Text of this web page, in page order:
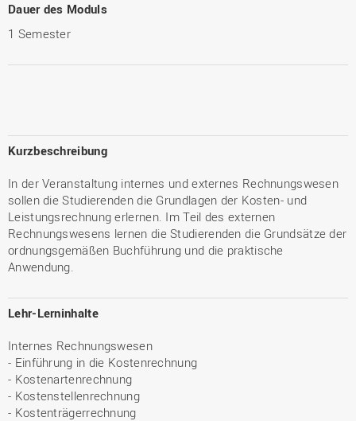
Dauer des Moduls
1 Semester
Kurzbeschreibung
In der Veranstaltung internes und externes Rechnungswesen
sollen die Studierenden die Grundlagen der Kosten- und
Leistungsrechnung erlernen. Im Teil des externen
Rechnungswesens lernen die Studierenden die Grundsätze der
ordnungsgemäßen Buchführung und die praktische
Anwendung.
Lehr-Lerninhalte
Internes Rechnungswesen
- Einführung in die Kostenrechnung
- Kostenartenrechnung
- Kostenstellenrechnung
- Kostenträgerrechnung